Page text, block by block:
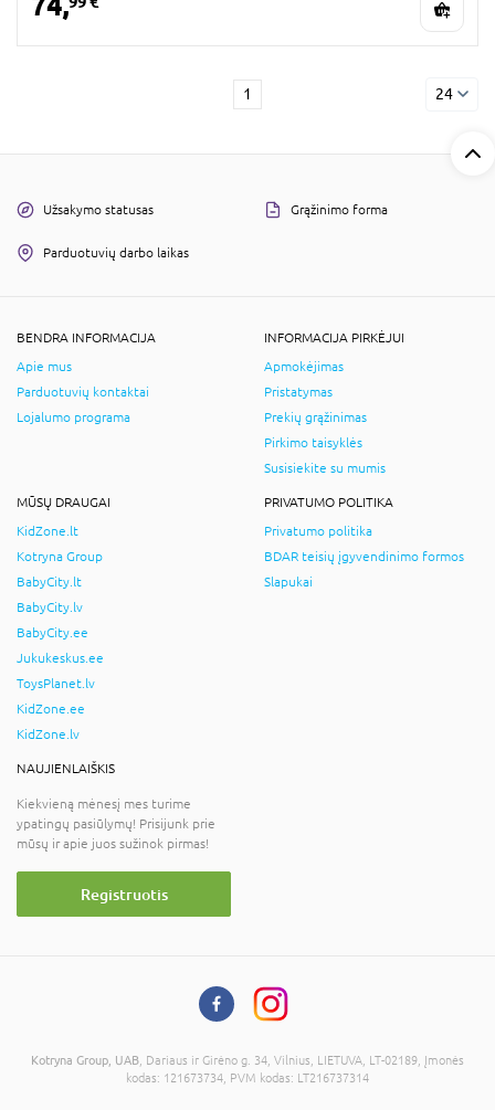
1 24
Užsakymo statusas Grąžinimo forma
Parduotuvių darbo laikas
BENDRA INFORMACIJA
Apie mus
Parduotuvių kontaktai
Lojalumo programa
INFORMACIJA PIRKĖJUI
Apmokėjimas
Pristatymas
Prekių grąžinimas
Pirkimo taisyklės
Susisiekite su mumis
MŪSŲ DRAUGAI
KidZone.lt
Kotryna Group
BabyCity.lt
BabyCity.lv
BabyCity.ee
Jukukeskus.ee
ToysPlanet.lv
KidZone.ee
KidZone.lv
PRIVATUMO POLITIKA
Privatumo politika
BDAR teisių įgyvendinimo formos
Slapukai
NAUJIENLAIŠKIS
Kiekvieną mėnesį mes turime
ypatingų pasiūlymų! Prisijunk prie
mūsų ir apie juos sužinok pirmas!
Registruotis
Kotryna Group, UAB , Dariaus ir Girėno g. 34, Vilnius, LIETUVA, LT-02189, Įmonės
kodas: 121673734, PVM kodas: LT216737314